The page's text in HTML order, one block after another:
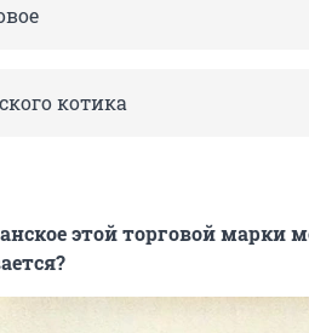
котика
этой торговой марки